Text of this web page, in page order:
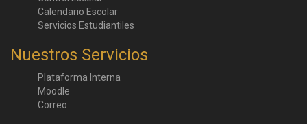
Calendario Escolar
Servicios Estudiantiles
Nuestros Servicios
Plataforma Interna
Moodle
Correo